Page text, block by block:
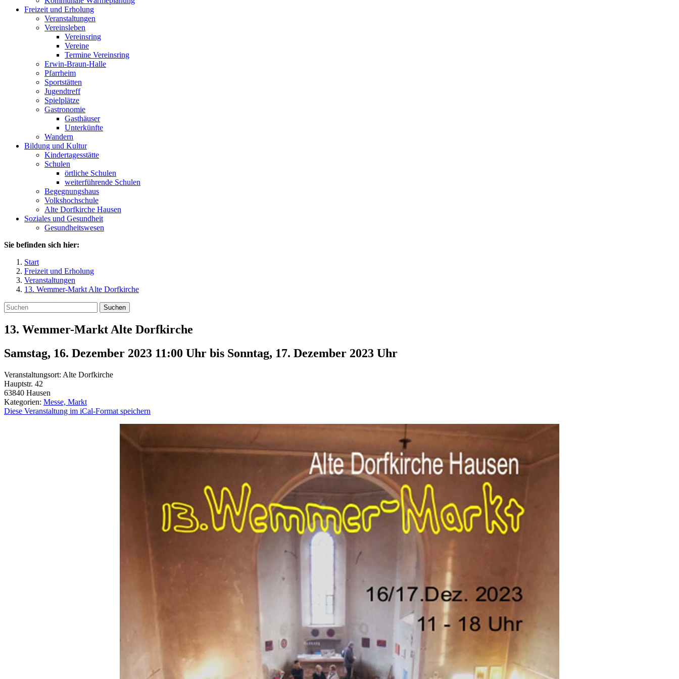
Freizeit und Erholung
Veranstaltungen
Vereinsleben
Vereinsring
Vereine
Termine Vereinsring
Erwin-Braun-Halle
Pfarrheim
Sportstätten
Jugendtreff
Spielplätze
Gastronomie
Gasthäuser
Unterkünfte
Wandern
Bildung und Kultur
Kindertagesstätte
Schulen
örtliche Schulen
weiterführende Schulen
Begegnungshaus
Volkshochschule
Alte Dorfkirche Hausen
Soziales und Gesundheit
Gesundheitswesen
Sie befinden sich hier:
Start
Freizeit und Erholung
Veranstaltungen
13. Wemmer-Markt Alte Dorfkirche
Suchen
13. Wemmer-Markt Alte Dorfkirche
Samstag, 16. Dezember 2023 11:00 Uhr bis Sonntag, 17. Dezember 2023 Uhr
Veranstaltungsort: Alte Dorfkirche
Hauptstr. 42
63840 Hausen
Kategorien: Messe, Markt
Diese Veranstaltung im iCal-Format speichern